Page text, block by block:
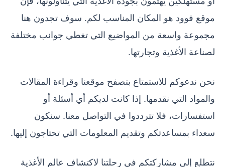
موقع فوود هو المكان المناسب لكم. سوف تجدون هنا
مجموعة واسعة من المواضيع التي تغطي جوانب مختلفة
لصناعة الأغذية وتجارتها.
نحن ندعوكم للاستمتاع بتصفح موقعنا وقراءة المقالات
والمواد التي نقدمها. إذا كانت لديكم أي أسئلة أو
استفسارات، فلا تترددوا في التواصل معنا. سنكون
سعداء بمساعدتكم وتقديم المعلومات التي تحتاجون إليها.
نتطلع إلى مشاركتكم في رحلتنا لاكتشاف عالم الأغذية